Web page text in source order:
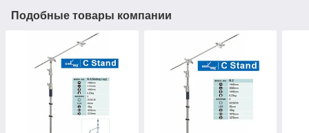
Подобные товары компании